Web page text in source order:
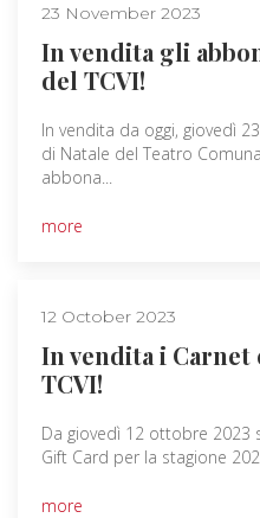
23 November 2023
In vendita gli
del TCVI!
In vendita da oggi, giovedì
di Natale del Teatro
abbona...
more
12 October 2023
In vendita i Carnet
TCVI!
Da giovedì 12 ottobre 2023
Gift Card per la stagione
more